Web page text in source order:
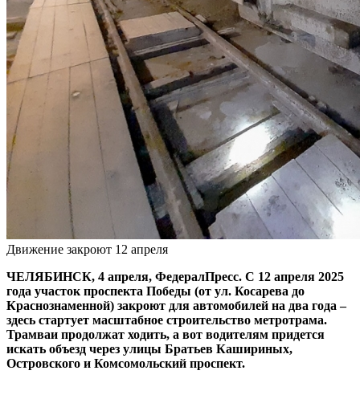
Движение закроют 12 апреля
ЧЕЛЯБИНСК, 4 апреля, ФедералПресс. С 12 апреля 2025
года участок проспекта Победы (от ул. Косарева до
Краснознаменной) закроют для автомобилей на два года –
здесь стартует масштабное строительство метротрама.
Трамваи продолжат ходить, а вот водителям придется
искать объезд через улицы Братьев Кашириных,
Островского и Комсомольский проспект.